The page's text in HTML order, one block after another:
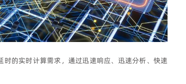
的实时计算需求，通过迅速响应、迅速分析、快速